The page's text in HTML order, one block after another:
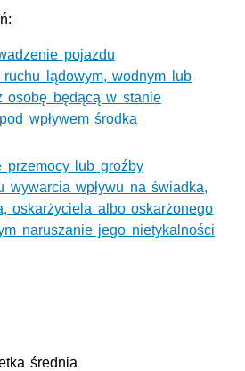
pojazdu
lądowym, wodnym lub
osobę będącą w stanie
wpływem środka
przemocy lub groźby
wywarcia wpływu na świadka,
oskarżyciela albo oskarżonego
naruszanie jego nietykalności
średnia